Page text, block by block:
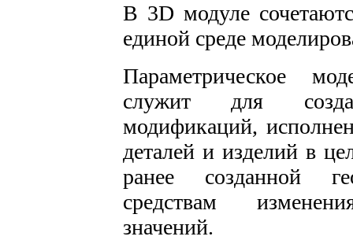
В 3D модуле
единой среде
Параметрическое
служит для
модификаций,
деталей и изделий в
ранее созданной
средствам
значений.